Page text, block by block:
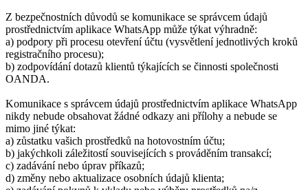
Z bezpečnostních důvodů se komunikace se správcem údajů
prostřednictvím aplikace WhatsApp může týkat výhradně:
a) podpory při procesu otevření účtu (vysvětlení jednotlivých kroků
registračního procesu);
b) zodpovídání dotazů klientů týkajících se činnosti společnosti
OANDA.
Komunikace s správcem údajů prostřednictvím aplikace WhatsApp
nikdy nebude obsahovat žádné odkazy ani přílohy a nebude se
mimo jiné týkat:
a) zůstatku vašich prostředků na hotovostním účtu;
b) jakýchkoli záležitostí souvisejících s prováděním transakcí;
c) zadávání nebo úprav příkazů;
d) změny nebo aktualizace osobních údajů klienta;